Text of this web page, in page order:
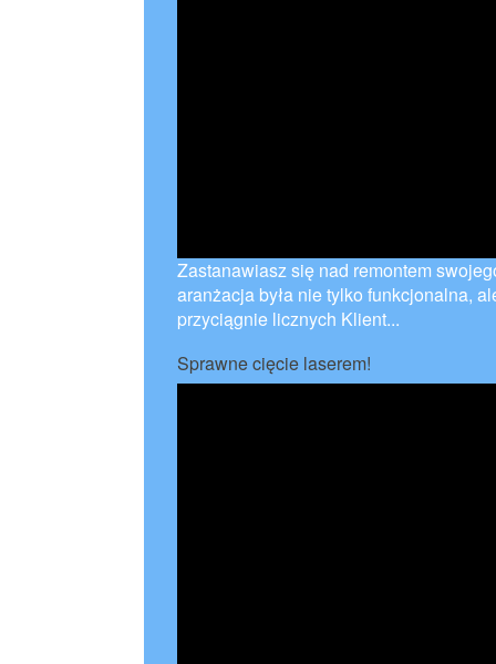
Zastanawiasz się nad remontem
aranżacja była nie tylko funkcjonalna,
przyciągnie licznych Klient...
Sprawne cięcie laserem!